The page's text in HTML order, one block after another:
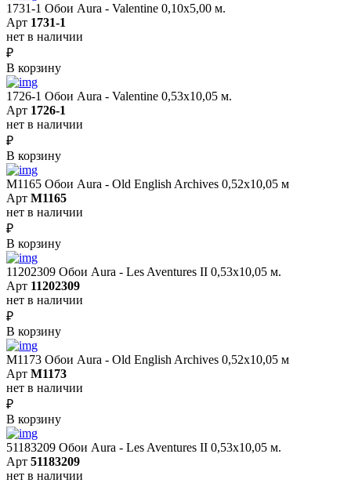
1731-1 Обои Aura - Valentine 0,10х5,00 м.
Арт 1731-1
нет в наличии
₽
В корзину
1726-1 Обои Aura - Valentine 0,53х10,05 м.
Арт 1726-1
нет в наличии
₽
В корзину
M1165 Обои Aura - Old English Archives 0,52x10,05 м
Арт M1165
нет в наличии
₽
В корзину
11202309 Обои Aura - Les Aventures II 0,53х10,05 м.
Арт 11202309
нет в наличии
₽
В корзину
M1173 Обои Aura - Old English Archives 0,52x10,05 м
Арт M1173
нет в наличии
₽
В корзину
51183209 Обои Aura - Les Aventures II 0,53х10,05 м.
Арт 51183209
нет в наличии